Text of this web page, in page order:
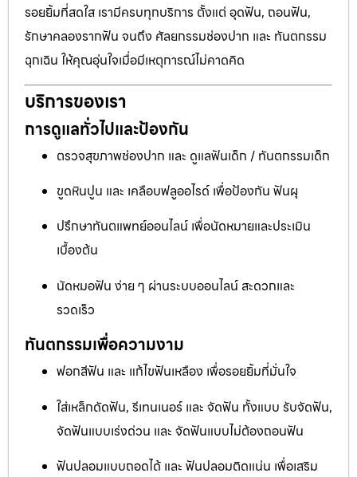
รอยยิ้มที่สดใส เรามีครบทุกบริการ ตั้งแต่ อุดฟัน, ถอนฟัน,
รักษาคลองรากฟัน จนถึง ศัลยกรรมช่องปาก และ ทันตกรรม
ฉุกเฉิน ให้คุณอุ่นใจเมื่อมีเหตุการณ์ไม่คาดคิด
บริการของเรา
การดูแลทั่วไปและป้องกัน
ตรวจสุขภาพช่องปาก และ ดูแลฟันเด็ก / ทันตกรรมเด็ก
ขูดหินปูน และ เคลือบฟลูออไรด์ เพื่อป้องกัน ฟันผุ
ปรึกษาทันตแพทย์ออนไลน์ เพื่อนัดหมายและประเมิน
เบื้องต้น
นัดหมอฟัน ง่าย ๆ ผ่านระบบออนไลน์ สะดวกและ
รวดเร็ว
ทันตกรรมเพื่อความงาม
ฟอกสีฟัน และ แก้ไขฟันเหลือง เพื่อรอยยิ้มที่มั่นใจ
ใส่เหล็กดัดฟัน, รีเทนเนอร์ และ จัดฟัน ทั้งแบบ รับจัดฟัน,
จัดฟันแบบเร่งด่วน และ จัดฟันแบบไม่ต้องถอนฟัน
ฟันปลอมแบบถอดได้ และ ฟันปลอมติดแน่น เพื่อเสริม